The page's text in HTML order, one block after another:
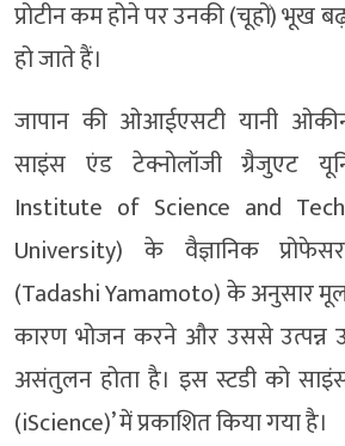
प्रोटीन कम होने पर उनकी (चूहों) भूख
हो जाते हैं।
जापान की ओआईएसटी यानी
साइंस एंड टेक्नोलॉजी ग्रैजुएट
Institute of Science and
University) के वैज्ञानिक
(Tadashi Yamamoto) के अनुसार
कारण भोजन करने और उससे उत्पन्न
असंतुलन होता है। इस स्टडी को
(iScience)’ में प्रकाशित किया गया है।